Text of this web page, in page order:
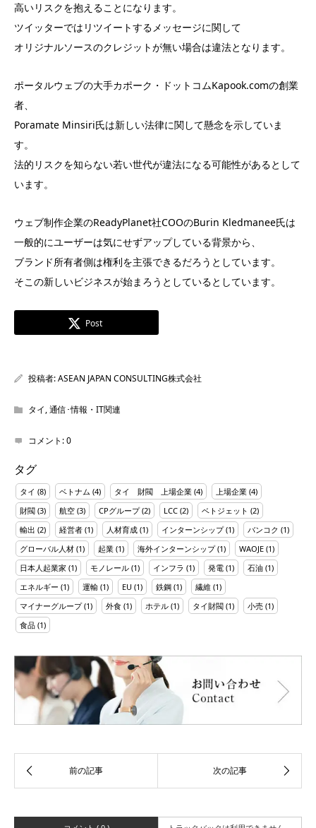
高いリスクを抱えることになります。
ツイッターではリツイートするメッセージに関して
オリジナルソースのクレジットが無い場合は違法となります。
ポータルウェブの大手カポーク・ドットコムKapook.comの創業
者、
Poramate Minsiri氏は新しい法律に関して懸念を示していま
す。
法的リスクを知らない若い世代が違法になる可能性があるとして
います。
ウェブ制作企業のReadyPlanet社COOのBurin Kledmanee氏は
一般的にユーザーは気にせずアップしている背景から、
ブランド所有者側は権利を主張できるだろうとしています。
そこの新しいビジネスが始まろうとしているとしています。
Post
投稿者:ASEAN JAPAN CONSULTING株式会社
タイ,通信･情報・IT関連
コメント:0
タグ
タイ (8) ベトナム (4) タイ 財閥 上場企業 (4) 上場企業 (4)
財閥 (3) 航空 (3) CPグループ(2) LCC (2) ベトジェット (2)
輸出 (2) 経営者 (1) 人材育成 (1) インターンシップ(1) バンコク (1)
グローバル人材 (1) 起業 (1) 海外インターンシップ(1) WAOJE (1)
日本人起業家 (1) モノレール (1) インフラ (1) 発電 (1) 石油 (1)
エネルギー (1) 運輸 (1) EU (1) 鉄鋼 (1) 繊維 (1)
マイナーグループ(1) 外食 (1) ホテル (1) タイ財閥 (1) 小売 (1)
食品 (1)